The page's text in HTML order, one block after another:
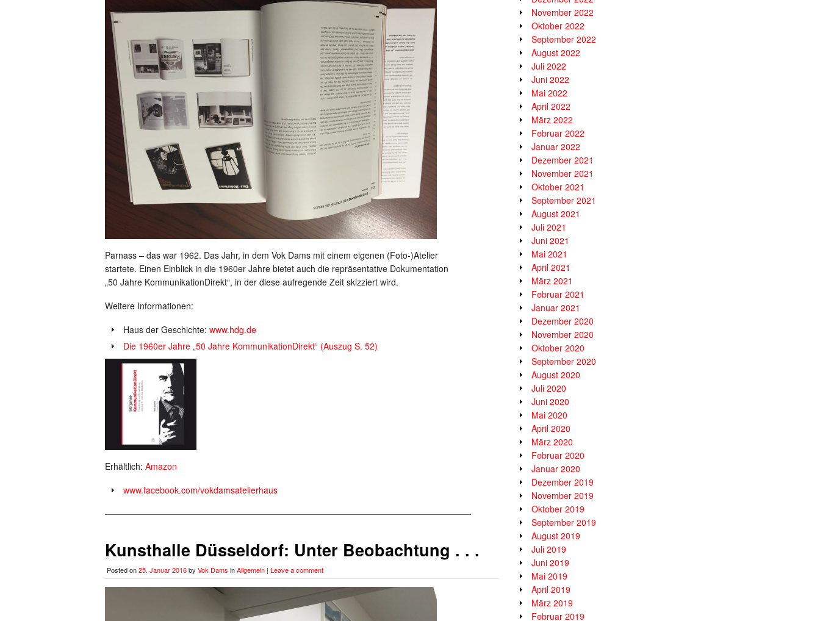
Parnass – das war 1962. Das Jahr, in dem Vok Dams mit einem eigenen (Foto-)Atelier
startete. Einen Einblick in die 1960er Jahre bietet auch die repräsentative Dokumentation
„50 Jahre KommunikationDirekt“, in der diese aufregende Zeit skizziert wird.
Weitere Informationen:
Haus der Geschichte: www.hdg.de
Die 1960er Jahre „50 Jahre KommunikationDirekt“ (Auszug S. 52)
Erhältlich: Amazon
www.facebook.com/vokdamsatelierhaus
Kunsthalle Düsseldorf: Unter Beobachtung . . .
Posted on25. Januar 2016by Vok Dams inAllgemein | Leave a comment
November 2022
Oktober 2022
September 2022
August 2022
Juli 2022
Juni 2022
Mai 2022
April 2022
März 2022
Februar 2022
Januar 2022
Dezember 2021
November 2021
Oktober 2021
September 2021
August 2021
Juli 2021
Juni 2021
Mai 2021
April 2021
März 2021
Februar 2021
Januar 2021
Dezember 2020
November 2020
Oktober 2020
September 2020
August 2020
Juli 2020
Juni 2020
Mai 2020
April 2020
März 2020
Februar 2020
Januar 2020
Dezember 2019
November 2019
Oktober 2019
September 2019
August 2019
Juli 2019
Juni 2019
Mai 2019
April 2019
März 2019
Februar 2019